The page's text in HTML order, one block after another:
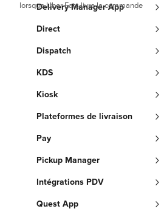
Delivery Manager App
Direct
Dispatch
KDS
Kiosk
Plateformes de livraison
Pay
Pickup Manager
Intégrations PDV
Quest App
lorsque Uber Eats livre la commande